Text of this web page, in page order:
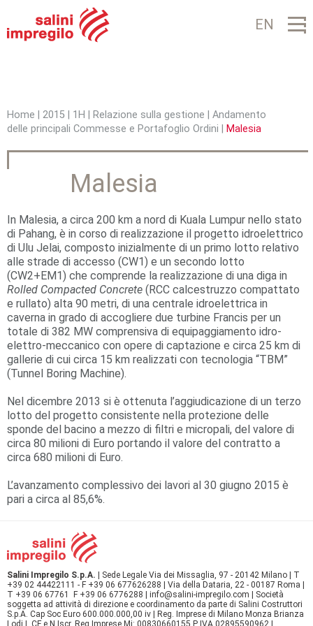
Jump to navigation EN
T
u
i
q
u
i
Home 2015 1H Relazione sulla gestione
Andamento
delle principali Commesse e Portafoglio Ordini
Malesia
Malesia
In Malesia, a circa 200 km a nord di Kuala Lumpur nello stato
di Pahang, è in corso di realizzazione il progetto idroelettrico
di Ulu Jelai, composto inizialmente di un primo lotto relativo
alle strade di accesso (CW1) e un secondo lotto
(CW2+EM1) che comprende la realizzazione di una diga in
Rolled Compacted Concrete (RCC calcestruzzo compattato
e rullato) alta 90 metri, di una centrale idroelettrica in
caverna in grado di accogliere due turbine Francis per un
totale di 382 MW comprensiva di equipaggiamento idro-
elettro-meccanico con opere di captazione e circa 25 km di
gallerie di cui circa 15 km realizzati con tecnologia “TBM”
(Tunnel Boring Machine).
Nel dicembre 2013 si è ottenuta l’aggiudicazione di un terzo
lotto del progetto consistente nella protezione delle
sponde del bacino a mezzo di filtri e micropali, del valore di
circa 80 milioni di Euro portando il valore del contratto a
circa 680 milioni di Euro.
L’avanzamento complessivo dei lavori al 30 giugno 2015 è
pari a circa al 85,6%.
Salini Impregilo S.p.A. | Sede Legale Via dei Missaglia, 97 - 20142 Milano | T
+39 02 44422111 - F +39 06 677626288 | Via della Dataria, 22 - 00187 Roma |
T +39 06 67761 F +39 06 6776288 | info@salini-impregilo.com | Società
soggetta ad attività di direzione e coordinamento da parte di Salini Costruttori
S.p.A. Cap Soc Euro 600.000.000,00 iv | Reg. Imprese di Milano Monza Brianza
Lodi | CF e N Iscr. Reg.Imprese Mi: 00830660155 P IVA 02895590962 |